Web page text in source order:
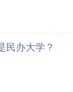
民办大学？